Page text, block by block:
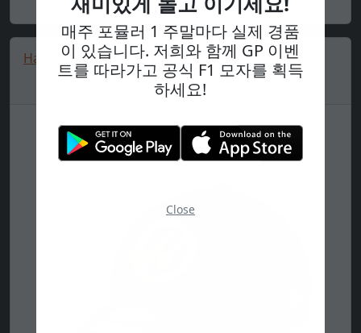
매주 포뮬러 1 주말마다 실제 경품
이 있습니다. 저희와 함께 GP 이벤
트를 따라가고 공식 F1 모자를 획득
하세요!
Close
Haas cap, seasonal, New Eram 9TWENTY, grey